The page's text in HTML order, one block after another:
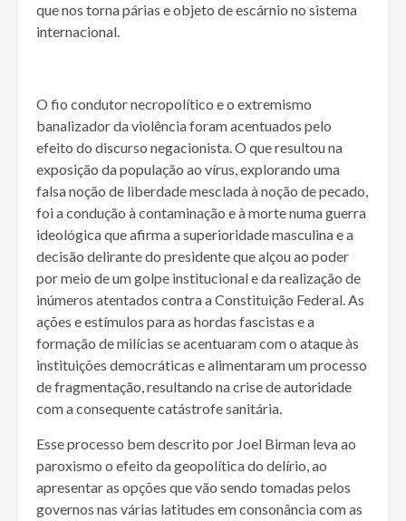
que nos torna párias e objeto de escárnio no sistema
internacional.
O fio condutor necropolítico e o extremismo
banalizador da violência foram acentuados pelo
efeito do discurso negacionista. O que resultou na
exposição da população ao vírus, explorando uma
falsa noção de liberdade mesclada à noção de pecado,
foi a condução à contaminação e à morte numa guerra
ideológica que afirma a superioridade masculina e a
decisão delirante do presidente que alçou ao poder
por meio de um golpe institucional e da realização de
inúmeros atentados contra a Constituição Federal. As
ações e estímulos para as hordas fascistas e a
formação de milícias se acentuaram com o ataque às
instituições democráticas e alimentaram um processo
de fragmentação, resultando na crise de autoridade
com a consequente catástrofe sanitária.
Esse processo bem descrito por Joel Birman leva ao
paroxismo o efeito da geopolítica do delírio, ao
apresentar as opções que vão sendo tomadas pelos
governos nas várias latitudes em consonância com as